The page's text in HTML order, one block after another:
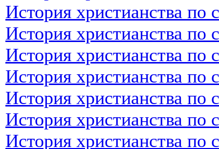
История христианства по
История христианства
История христианства по
История христианства по
История христианства по
История христианства по
История христианства